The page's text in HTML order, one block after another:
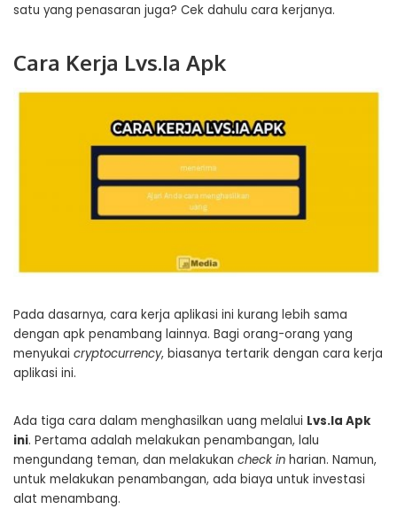
satu yang penasaran juga? Cek dahulu cara kerjanya.
Cara Kerja Lvs.Ia Apk
Pada dasarnya, cara kerja aplikasi ini kurang lebih sama
dengan apk penambang lainnya. Bagi orang-orang yang
menyukai cryptocurrency, biasanya tertarik dengan cara kerja
aplikasi ini.
Ada tiga cara dalam menghasilkan uang melalui Lvs.Ia Apk
ini. Pertama adalah melakukan penambangan, lalu
mengundang teman, dan melakukan check in harian. Namun,
untuk melakukan penambangan, ada biaya untuk investasi
alat menambang.